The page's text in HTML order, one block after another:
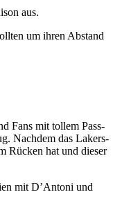
aus.
um ihren Abstand
Fans mit tollem Pass-
Nachdem das Lakers-
Rücken hat und dieser
mit D’Antoni und